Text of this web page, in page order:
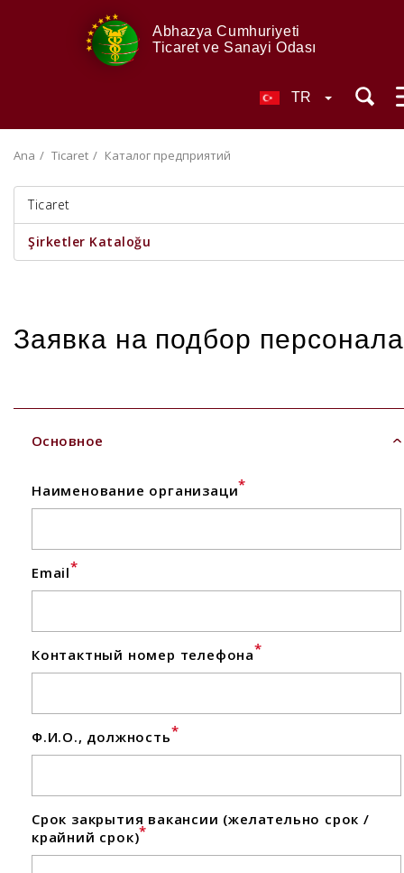
Abhazya Cumhuriyeti
Ticaret ve Sanayi Odası
TR
Ana Ticaret Каталог предприятий
Ticaret
Şirketler Kataloğu
Заявка на подбор персонала
Основное
Наименование организаци*
Email*
Контактный номер телефона*
Ф.И.О., должность*
Срок закрытия вакансии (желательно срок /
крайний срок)*